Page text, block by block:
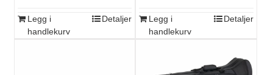
Legg i
handlekurv
Detaljer
Legg i
handlekurv
Detaljer